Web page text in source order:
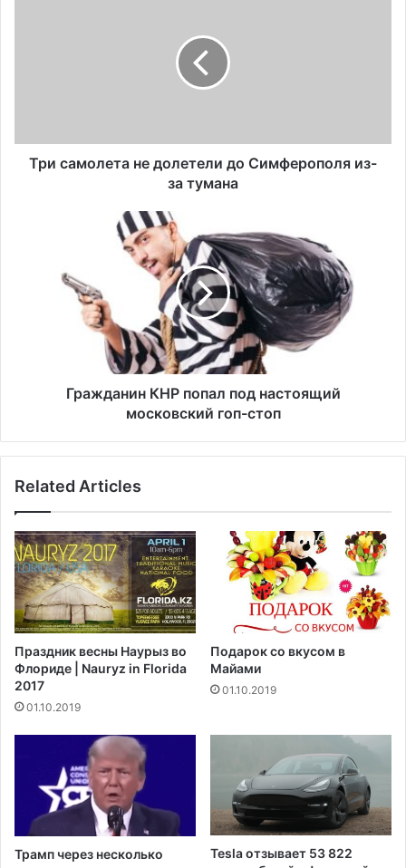
тумана
Три самолета не долетели до Симферополя из-
за тумана
настоящий
московский
Гражданин КНР попал под настоящий
московский гоп-стоп
Related Articles
Праздник весны Наурыз во
Флориде | Nauryz in Florida
2017
01.10.2019
Подарок со вкусом в
Майами
01.10.2019
Трамп через несколько
Tesla отзывает 53 822